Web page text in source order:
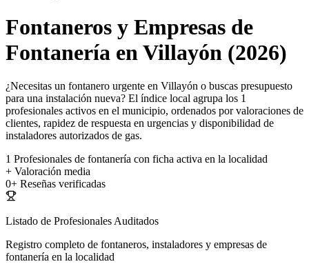
Fontaneros y Empresas de
Fontanería en Villayón (2026)
¿Necesitas un fontanero urgente en Villayón o buscas presupuesto
para una instalación nueva? El índice local agrupa los 1
profesionales activos en el municipio, ordenados por valoraciones de
clientes, rapidez de respuesta en urgencias y disponibilidad de
instaladores autorizados de gas.
1 Profesionales de fontanería con ficha activa en la localidad
+ Valoración media
0+ Reseñas verificadas
Listado de Profesionales Auditados
Registro completo de fontaneros, instaladores y empresas de
fontanería en la localidad